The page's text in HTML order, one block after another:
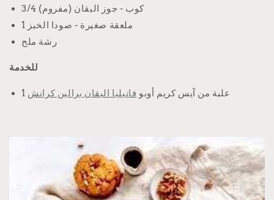
3/4 كوب - جوز البقان (مفروم)
1 ملعقة صغيرة - صودا الخبز
رشة ملح
للخدمة
1 علبة من آيس كريم أوبو فانيليا البقان برالين كرانش